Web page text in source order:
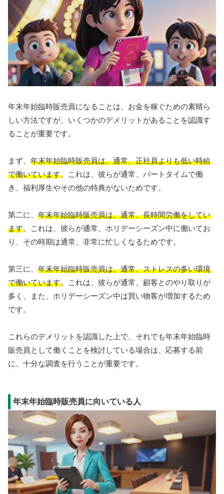
年末年始臨時販売員になることは、お金を稼ぐための素晴ら
しい方法ですが、いくつかのデメリットがあることを認識す
ることが重要です。
まず、 年末年始臨時販売員は、通常、正社員よりも低い時給
で働いています。これは、彼らが通常、パートタイムで働
き、福利厚生やその他の特典がないためです。
第二に、 年末年始臨時販売員は、通常、長時間労働をしてい
ます。これは、彼らが通常、ホリデーシーズン中に働いてお
り、その時期は通常、非常に忙しくなるためです。
第三に、 年末年始臨時販売員は、通常、ストレスの多い環境
で働いています。これは、彼らが通常、顧客とのやり取りが
多く、また、ホリデーシーズン中は買い物客が増加するため
です。
これらのデメリットを認識した上で、それでも年末年始臨時
販売員として働くことを検討している場合は、応募する前
に、十分な調査を行うことが重要です。
年末年始臨時販売員に向いている人